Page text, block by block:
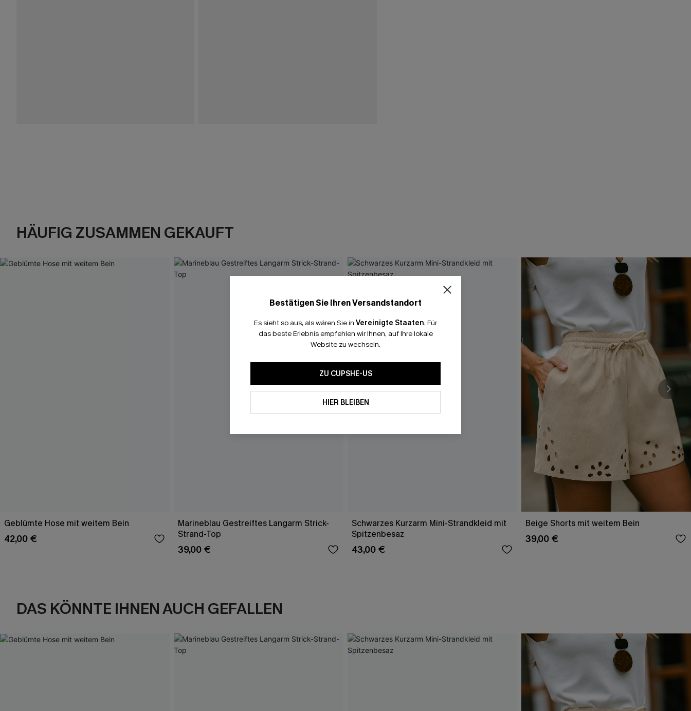
HÄUFIG ZUSAMMEN GEKAUFT
Geblümte Hose mit weitem Bein
42,00 €
Marineblau Gestreiftes Langarm Strick-
Strand-Top
39,00 €
Schwarzes Kurzarm Mini-Strandkleid mit
Spitzenbesaz
43,00 €
Beige Shorts mit weitem Bein
39,00 €
DAS KÖNNTE IHNEN AUCH GEFALLEN
Bestätigen Sie Ihren Versandstandort
Es sieht so aus, als wären Sie in Vereinigte Staaten. Für
das beste Erlebnis empfehlen wir Ihnen, auf Ihre lokale
Website zu wechseln.
ZU CUPSHE-US
HIER BLEIBEN